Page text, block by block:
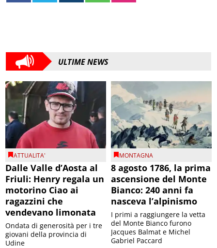
ULTIME NEWS
ATTUALITA'
Dalle Valle d’Aosta al
Friuli: Henry regala un
motorino Ciao ai
ragazzini che
vendevano limonata
Ondata di generosità per i tre
giovani della provincia di
Udine
MONTAGNA
8 agosto 1786, la prima
ascensione del Monte
Bianco: 240 anni fa
nasceva l’alpinismo
I primi a raggiungere la vetta
del Monte Bianco furono
Jacques Balmat e Michel
Gabriel Paccard